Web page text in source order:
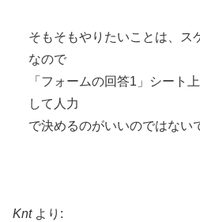
そもそもやりたいことは、ス
なので
「フォームの回答1」シート
して人力
で決めるのがいいのではない
Knt より: